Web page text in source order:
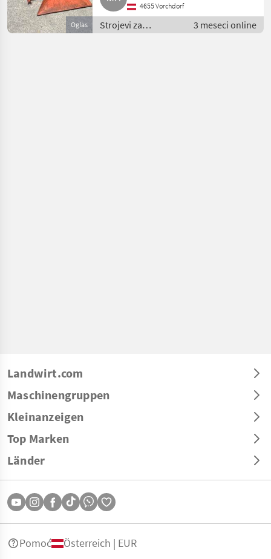
Oglas
4655 Vorchdorf
Strojevi za
transport / Puhalice
3 meseci online
Landwirt.com
Maschinengruppen
Kleinanzeigen
Top Marken
Länder
Pomoć Österreich | EUR